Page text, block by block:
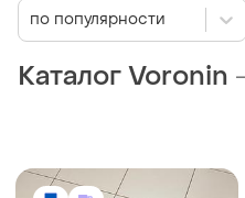
Каталог Voronin -
по популярности